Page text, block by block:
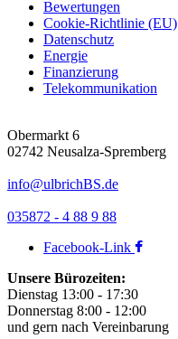
Bewertungen
Cookie-Richtlinie (EU)
Datenschutz
Energie
Finanzierung
Telekommunikation
Obermarkt 6
02742 Neusalza-Spremberg
info@ulbrichBS.de
035872 - 4 88 9 88
Facebook-Link
Unsere Bürozeiten:
Dienstag 13:00 - 17:30
Donnerstag 8:00 - 12:00
und gern nach Vereinbarung